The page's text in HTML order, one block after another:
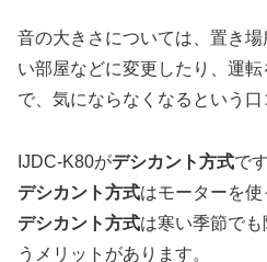
音の大きさについては、置き
い部屋などに変更したり、運
で、気にならなくなるという口
IJDC-K80がデシカント方式です
デシカント方式はモーターを使
デシカント方式は寒い季節で
うメリットがあります。